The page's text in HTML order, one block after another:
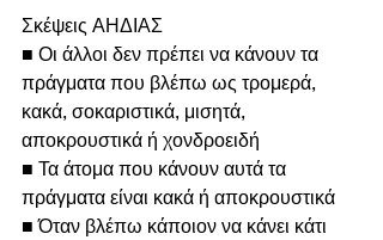
Σκέψεις ΑΗΔΙΑΣ
■ Οι άλλοι δεν πρέπει να κάνουν τα
πράγματα που βλέπω ως τρομερά,
κακά, σοκαριστικά, μισητά,
αποκρουστικά ή χονδροειδή
■ Τα άτομα που κάνουν αυτά τα
πράγματα είναι κακά ή αποκρουστικά
■ Όταν βλέπω κάποιον να κάνει κάτι